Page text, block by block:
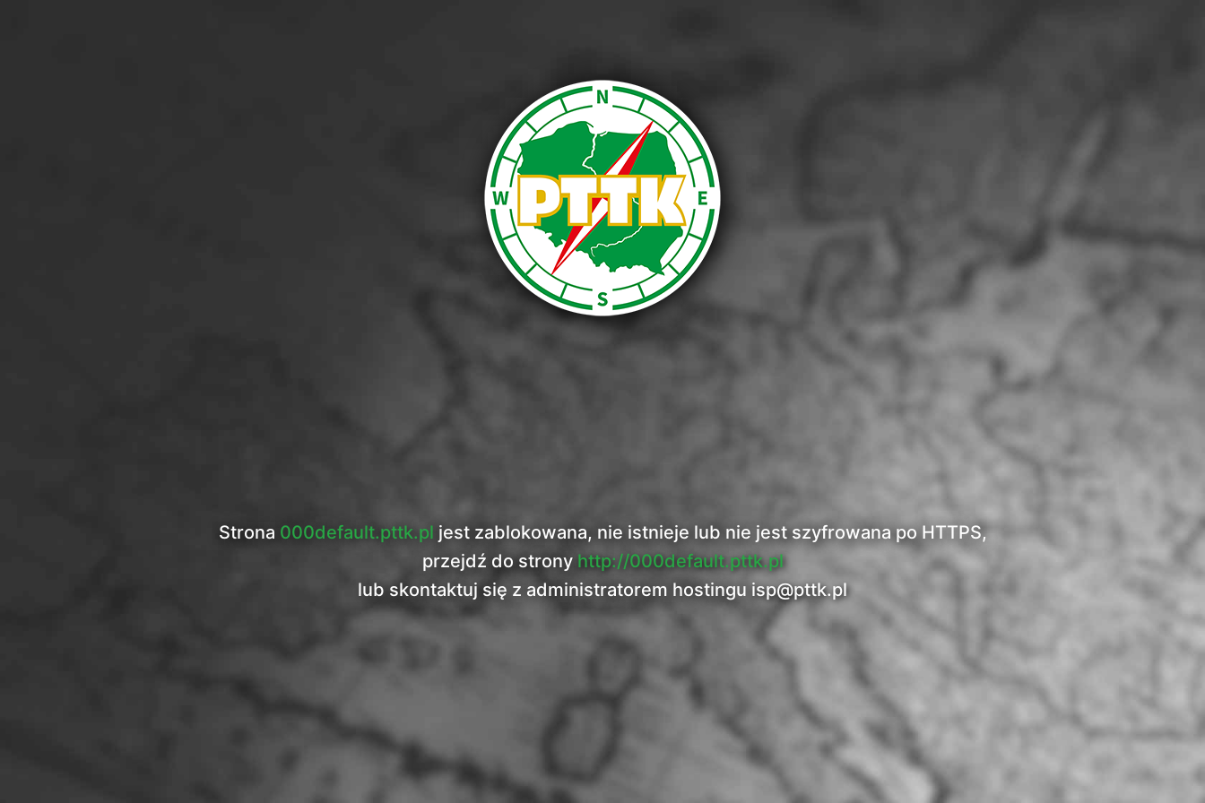
Strona 000default.pttk.pl jest zablokowana, nie istnieje lub nie jest szyfrowana po HTTPS,
przejdź do strony http://000default.pttk.pl
lub skontaktuj się z administratorem hostinguisp@pttk.pl